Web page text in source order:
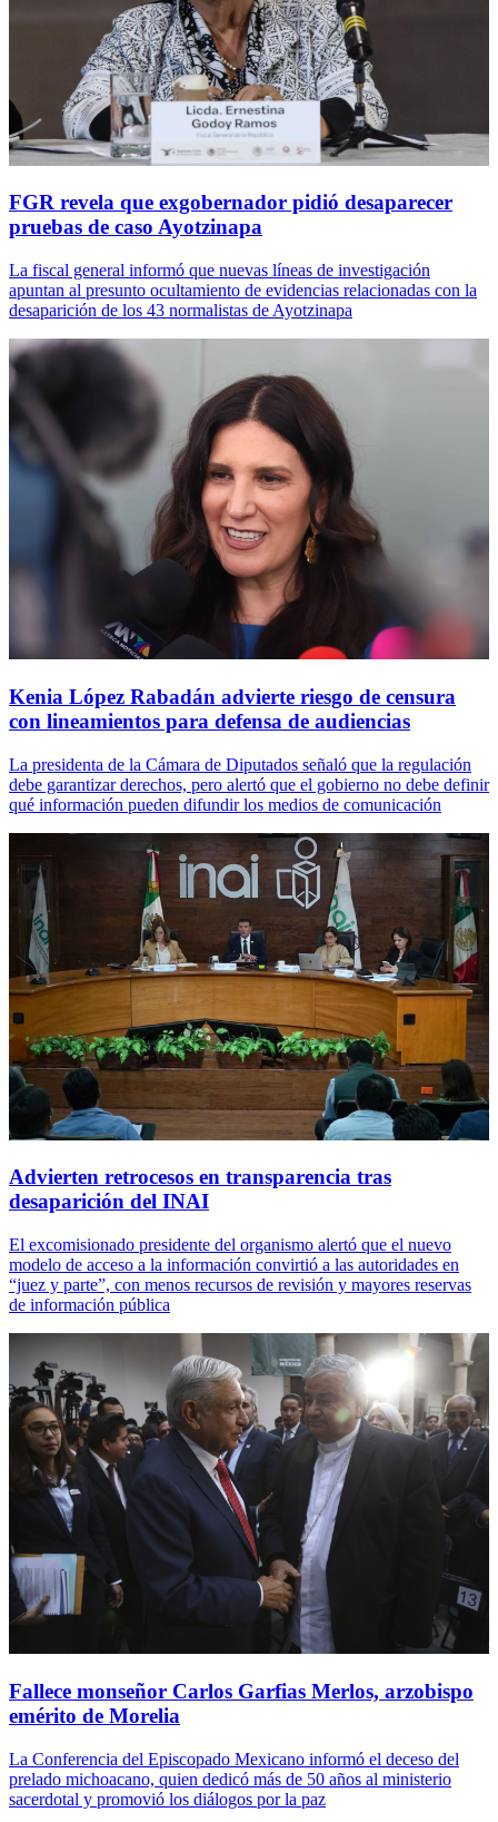
FGR revela que exgobernador pidió desaparecer
pruebas de caso Ayotzinapa
La fiscal general informó que nuevas líneas de investigación
apuntan al presunto ocultamiento de evidencias relacionadas con la
desaparición de los 43 normalistas de Ayotzinapa
Kenia López Rabadán advierte riesgo de censura
con lineamientos para defensa de audiencias
La presidenta de la Cámara de Diputados señaló que la regulación
debe garantizar derechos, pero alertó que el gobierno no debe definir
qué información pueden difundir los medios de comunicación
Advierten retrocesos en transparencia tras
desaparición del INAI
El excomisionado presidente del organismo alertó que el nuevo
modelo de acceso a la información convirtió a las autoridades en
“juez y parte”, con menos recursos de revisión y mayores reservas
de información pública
Fallece monseñor Carlos Garfias Merlos, arzobispo
emérito de Morelia
La Conferencia del Episcopado Mexicano informó el deceso del
prelado michoacano, quien dedicó más de 50 años al ministerio
sacerdotal y promovió los diálogos por la paz